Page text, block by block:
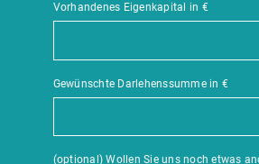
Vorhandenes Eigenkapital in €
Gewünschte Darlehenssumme in €
(optional) Wollen Sie uns noch etwas